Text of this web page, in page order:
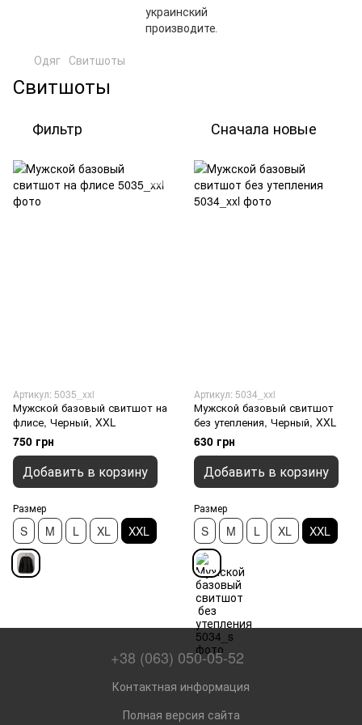
Одяг Свитшоты
Свитшоты
Фильтр Сначала новые
Артикул: 5035_xxl
Мужской базовый свитшот на
флисе, Черный, XXL
750 грн
Добавить в корзину
Размер
S M L XL XXL
Артикул: 5034_xxl
Мужской базовый свитшот
без утепления, Черный, XXL
630 грн
Добавить в корзину
Размер
S M L XL XXL
+38 (063) 050-05-52
Контактная информация
Полная версия сайта